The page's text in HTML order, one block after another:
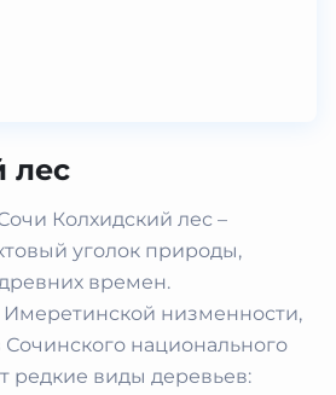
лес
Колхидский лес –
уголок природы,
времен.
низменности,
Сочинского национального
редкие виды деревьев: